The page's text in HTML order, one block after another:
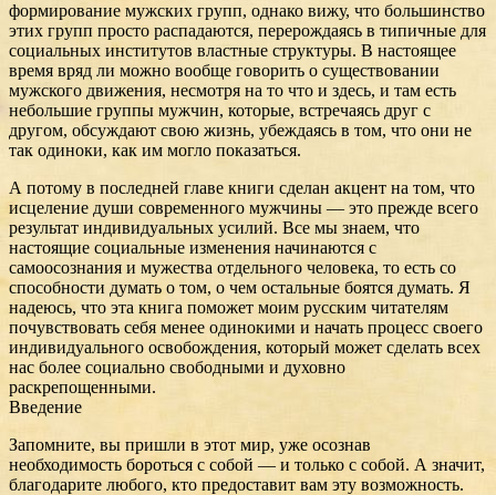
формирование мужских групп, однако вижу, что большинство
этих групп просто распадаются, перерождаясь в типичные для
социальных институтов властные структуры. В настоящее
время вряд ли можно вообще говорить о существовании
мужского движения, несмотря на то что и здесь, и там есть
небольшие группы мужчин, которые, встречаясь друг с
другом, обсуждают свою жизнь, убеждаясь в том, что они не
так одиноки, как им могло показаться.
А потому в последней главе книги сделан акцент на том, что
исцеление души современного мужчины — это прежде всего
результат индивидуальных усилий. Все мы знаем, что
настоящие социальные изменения начинаются с
самоосознания и мужества отдельного человека, то есть со
способности думать о том, о чем остальные боятся думать. Я
надеюсь, что эта книга поможет моим русским читателям
почувствовать себя менее одинокими и начать процесс своего
индивидуального освобождения, который может сделать всех
нас более социально свободными и духовно
раскрепощенными.
Введение
Запомните, вы пришли в этот мир, уже осознав
необходимость бороться с собой — и только с собой. А значит,
благодарите любого, кто предоставит вам эту возможность.